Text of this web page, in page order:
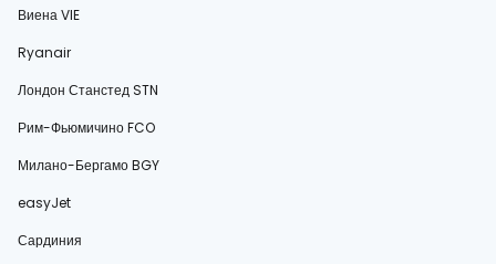
Виена VIE
Ryanair
Лондон Станстед STN
Рим-Фьюмичино FCO
Милано-Бергамо BGY
easyJet
Сардиния